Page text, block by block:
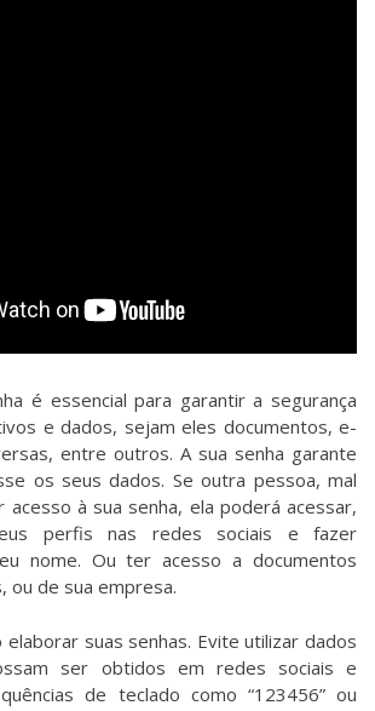
é essencial para garantir a segurança
e dados, sejam eles documentos, e-
entre outros. A sua senha garante
os seus dados. Se outra pessoa, mal
acesso à sua senha, ela poderá acessar,
perfis nas redes sociais e fazer
nome. Ou ter acesso a documentos
ou de sua empresa.
elaborar suas senhas. Evite utilizar dados
ser obtidos em redes sociais e
de teclado como “123456” ou